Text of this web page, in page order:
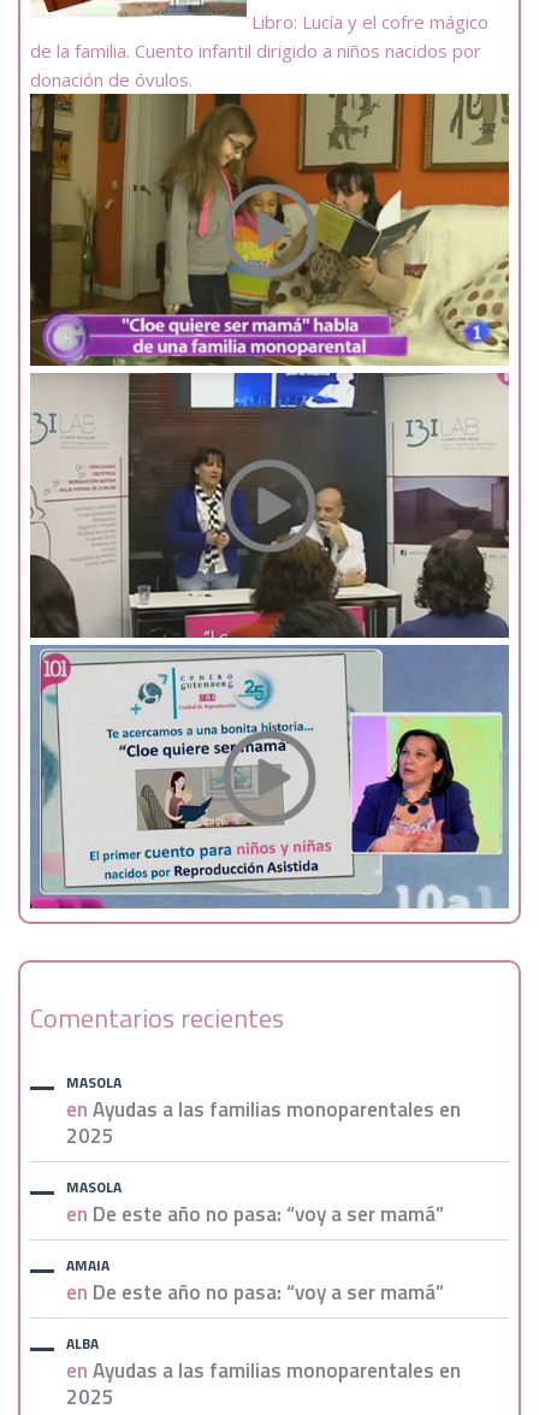
Libro: Lucía y el cofre mágico
de la familia. Cuento infantil dirigido a niños nacidos por
donación de óvulos.
Comentarios recientes
MASOLA
enAyudas a las familias monoparentales en
2025
MASOLA
en De este año no pasa: “voy a ser mamá”
AMAIA
en De este año no pasa: “voy a ser mamá”
ALBA
enAyudas a las familias monoparentales en
2025